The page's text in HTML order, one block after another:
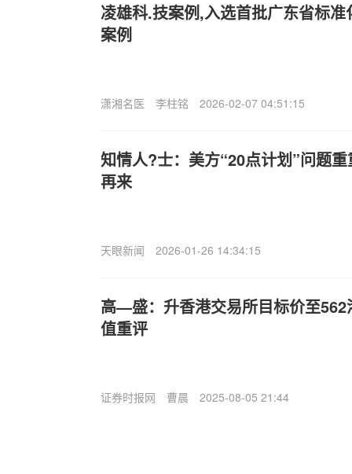
凌雄科.技案例,入选首批广东省标
案例
潇湘名医 李柱铭 2026-02-07 04:51:15
知情人?士：美方“20点计划”问题
再来
天眼新闻 2026-01-26 14:34:15
高—盛：升香港交易所目标价至562
值重评
证券时报网 曹晨 2025-08-05 21:44